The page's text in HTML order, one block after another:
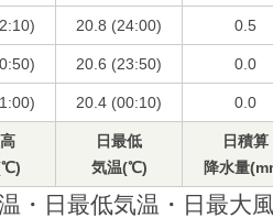
20.8 (24:00) 0.5
20.6 (23:50) 0.0
20.4 (00:10) 0.0
日最低
気温(℃)
日積算
降水量
・日最低気温・日最大